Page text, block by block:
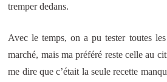
tremper dedans.
Avec le temps, on a pu tester toutes
marché, mais ma préféré reste celle au
me dire que c’était la seule recette